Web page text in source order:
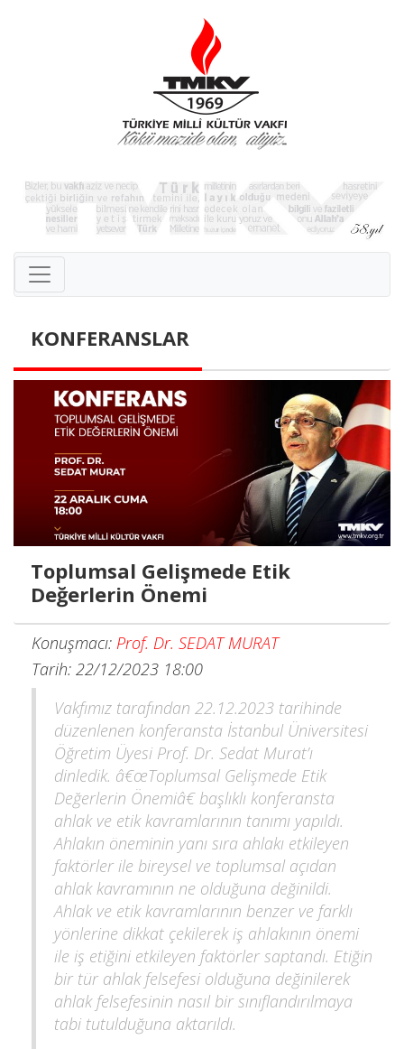
KONFERANSLAR
Toplumsal Gelişmede Etik
Değerlerin Önemi
Konuşmacı: Prof. Dr. SEDAT MURAT
Tarih: 22/12/2023 18:00
Vakfımız tarafından 22.12.2023 tarihinde
düzenlenen konferansta İstanbul Üniversitesi
Öğretim Üyesi Prof. Dr. Sedat Murat’ı
dinledik. â€œToplumsal Gelişmede Etik
Değerlerin Önemiâ€ başlıklı konferansta
ahlak ve etik kavramlarının tanımı yapıldı.
Ahlakın öneminin yanı sıra ahlakı etkileyen
faktörler ile bireysel ve toplumsal açıdan
ahlak kavramının ne olduğuna değinildi.
Ahlak ve etik kavramlarının benzer ve farklı
yönlerine dikkat çekilerek iş ahlakının önemi
ile iş etiğini etkileyen faktörler saptandı. Etiğin
bir tür ahlak felsefesi olduğuna değinilerek
ahlak felsefesinin nasıl bir sınıflandırılmaya
tabi tutulduğuna aktarıldı.